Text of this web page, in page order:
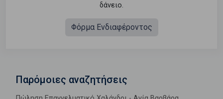
δάνειο.
Φόρμα Ενδιαφέροντος
Παρόμοιες αναζητήσεις